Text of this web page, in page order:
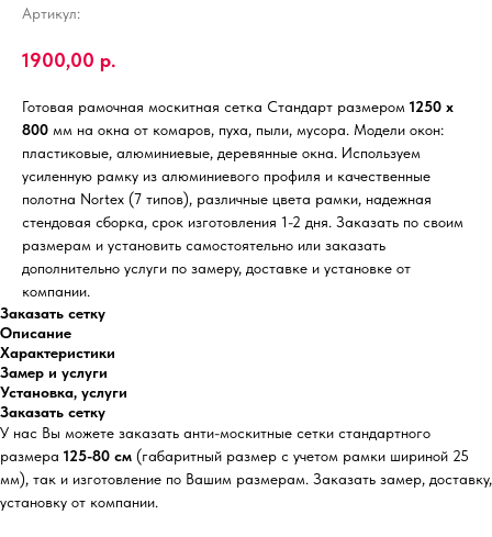
Артикул:
1900,00 р.
Готовая рамочная москитная сетка Стандарт размером 1250 х
800 мм на окна от комаров, пуха, пыли, мусора. Модели окон:
пластиковые, алюминиевые, деревянные окна. Используем
усиленную рамку из алюминиевого профиля и качественные
полотна Nortex (7 типов), различные цвета рамки, надежная
стендовая сборка, срок изготовления 1-2 дня. Заказать по своим
размерам и установить самостоятельно или заказать
дополнительно услуги по замеру, доставке и установке от
компании.
Заказать сетку
Описание
Характеристики
Замер и услуги
Установка, услуги
Заказать сетку
У нас Вы можете заказать анти-москитные сетки стандартного
размера 125-80 см (габаритный размер с учетом рамки шириной 25
мм), так и изготовление по Вашим размерам. Заказать замер, доставку,
установку от компании.